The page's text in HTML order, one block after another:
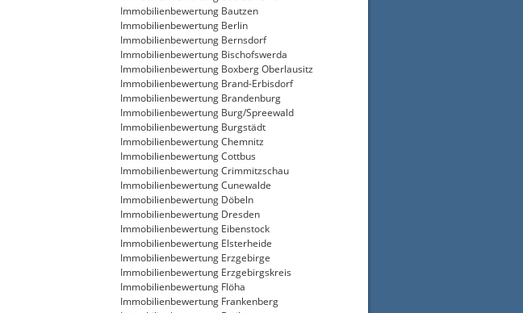
Immobilienbewertung Bautzen
Immobilienbewertung Berlin
Immobilienbewertung Bernsdorf
Immobilienbewertung Bischofswerda
Immobilienbewertung Boxberg Oberlausitz
Immobilienbewertung Brand-Erbisdorf
Immobilienbewertung Brandenburg
Immobilienbewertung Burg/Spreewald
Immobilienbewertung Burgstädt
Immobilienbewertung Chemnitz
Immobilienbewertung Cottbus
Immobilienbewertung Crimmitzschau
Immobilienbewertung Cunewalde
Immobilienbewertung Döbeln
Immobilienbewertung Dresden
Immobilienbewertung Eibenstock
Immobilienbewertung Elsterheide
Immobilienbewertung Erzgebirge
Immobilienbewertung Erzgebirgskreis
Immobilienbewertung Flöha
Immobilienbewertung Frankenberg